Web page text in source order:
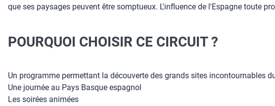
que ses paysages peuvent être somptueux. L'influence de l'Espagne toute
POURQUOI CHOISIR CE CIRCUIT ?
Un programme permettant la découverte des grands sites incontournables
Une journée au Pays Basque espagnol
Les soirées animées